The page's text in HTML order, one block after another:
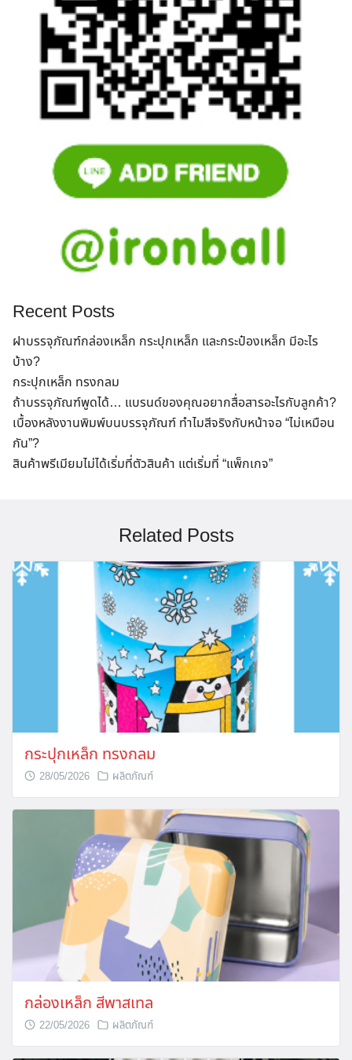
Search
for:
Recent Posts
ฝาบรรจุภัณฑ์กล่องเหล็ก กระปุกเหล็ก และกระป๋องเหล็ก มีอะไร
บ้าง?
กระปุกเหล็ก ทรงกลม
ถ้าบรรจุภัณฑ์พูดได้… แบรนด์ของคุณอยากสื่อสารอะไรกับลูกค้า?
เบื้องหลังงานพิมพ์บนบรรจุภัณฑ์ ทำไมสีจริงกับหน้าจอ “ไม่เหมือน
กัน”?
สินค้าพรีเมียมไม่ได้เริ่มที่ตัวสินค้า แต่เริ่มที่ “แพ็กเกจ”
Related Posts
กระปุกเหล็ก ทรงกลม
28/05/2026 ผลิตภัณฑ์
กล่องเหล็ก สีพาสเทล
22/05/2026 ผลิตภัณฑ์